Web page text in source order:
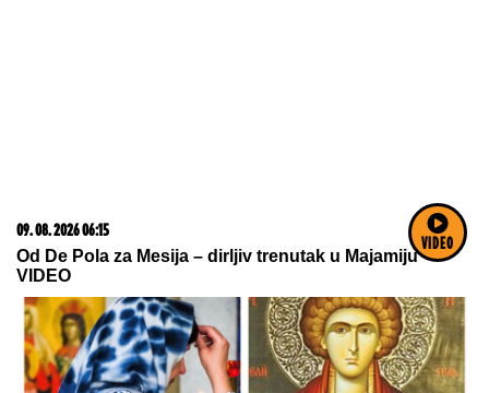
VIDEO
23. 07. 2026 12:47
Letnje večeri u gradu više nisu rezervisane za vikend:
Zašto sve više ljudi bira večeru koja se spontano
pretvori u druženje